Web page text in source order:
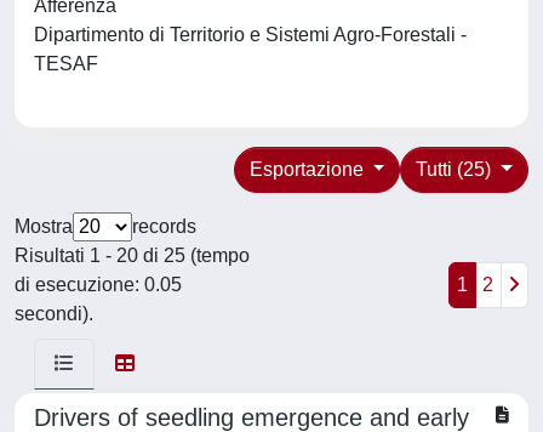
Afferenza
Dipartimento di Territorio e Sistemi Agro-Forestali -
TESAF
Tutti (25)
Esportazione
Mostra
records
Risultati 1 - 20 di 25 (tempo
di esecuzione: 0.05
secondi).
1 2
Drivers of seedling emergence and early